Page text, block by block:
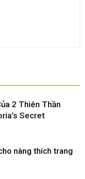
2 Thiên Thần
Secret
nàng thích trang